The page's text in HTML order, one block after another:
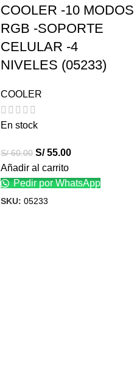
COOLER -10 MODOS
RGB -SOPORTE
CELULAR -4
NIVELES (05233)
COOLER
En stock
S/60.00 S/55.00
Añadir al carrito
Pedir por WhatsApp
SKU: 05233